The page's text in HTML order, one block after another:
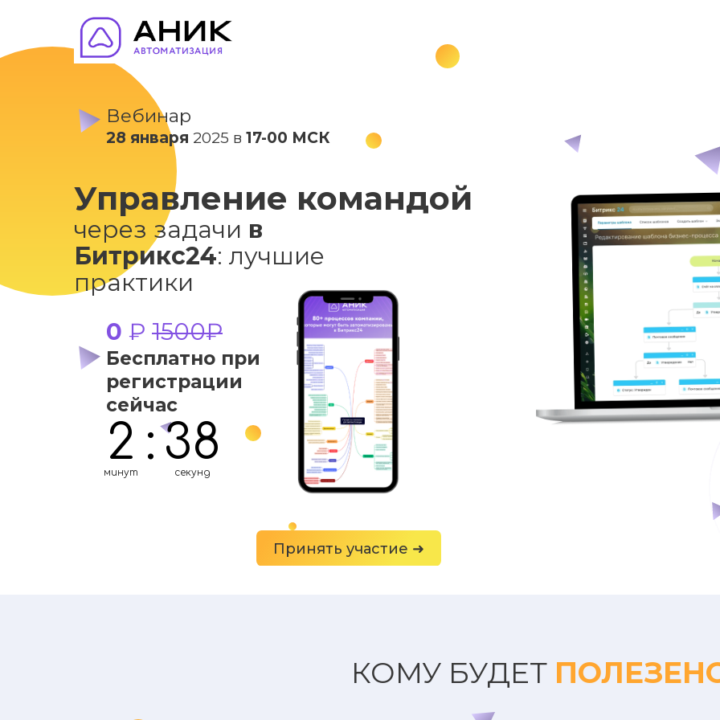
Вебинар
Управление командой
Принять участие ➜
через задачи в
Битрикс24: лучшие
практики
28 января 2025 в 17-00 МСК
Бесплатно при
регистрации
сейчас
0 ₽ 1500₽
2
минут
: 37
секунд
КОМУ БУДЕТ